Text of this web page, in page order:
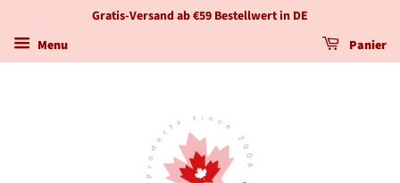
Gratis-Versand ab €59 Bestellwert in DE
Menu
Panier